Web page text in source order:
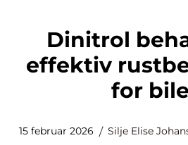
Dinitrol behandling:
effektiv
for
15 februar 2026 Silje Elise